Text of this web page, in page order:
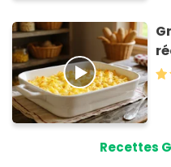
Recettes